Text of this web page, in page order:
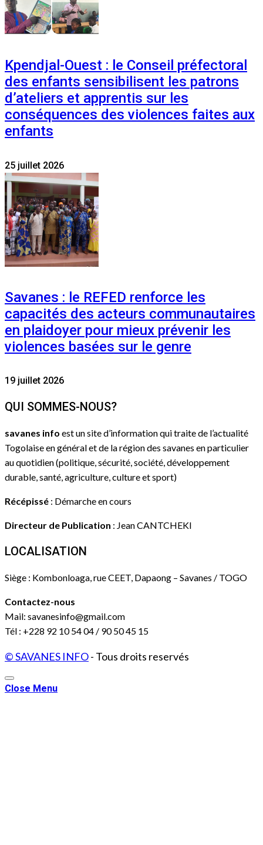
Kpendjal-Ouest : le Conseil préfectoral
des enfants sensibilisent les patrons
d’ateliers et apprentis sur les
conséquences des violences faites aux
enfants
25 juillet 2026
Savanes : le REFED renforce les
capacités des acteurs communautaires
en plaidoyer pour mieux prévenir les
violences basées sur le genre
19 juillet 2026
QUI SOMMES-NOUS?
savanes info est un site d’information qui traite de l’actualité
Togolaise en général et de la région des savanes en particulier
au quotidien (politique, sécurité, société, développement
durable, santé, agriculture, culture et sport)
Récépissé : Démarche en cours
Directeur de Publication : Jean CANTCHEKI
LOCALISATION
Siège : Kombonloaga, rue CEET, Dapaong – Savanes / TOGO
Contactez-nous
Mail: savanesinfo@gmail.com
Tél : +228 92 10 54 04 / 90 50 45 15
© SAVANES INFO- Tous droits reservés
Close Menu